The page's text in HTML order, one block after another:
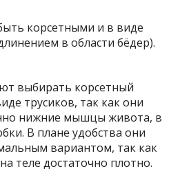
корсетными и в виде
в области бёдер).
выбирать корсетный
трусиков, так как они
нижние мышцы живота, в
В плане удобства они
вариантом, так как
теле достаточно плотно.